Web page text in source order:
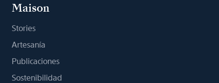
Maison
Stories
Artesanía
Publicaciones
Sostenibilidad